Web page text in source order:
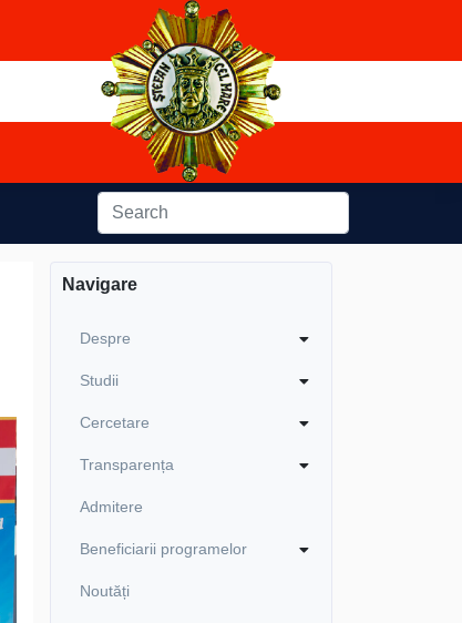
Navigare
Despre
Studii
Cercetare
Transparența
Admitere
Beneficiarii programelor
Noutăți